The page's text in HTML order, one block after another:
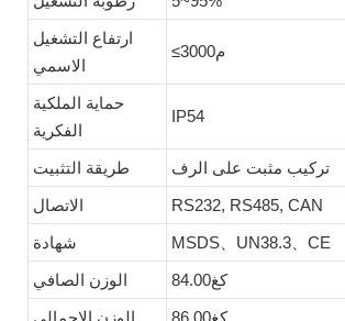
ارتفاع التشغيل
الاسمي
≤م3000
حماية الملكية
الفكرية
IP54
طريقة التثبيت
تركيب مثبت على الرف
الاتصال
RS232, RS485, CAN
شهادة
MSDS、UN38.3、CE
الوزن الصافي
كغ84.00
الوزن الإجمالي
كغ86.00